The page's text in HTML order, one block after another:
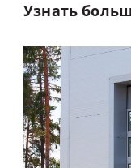
Узнать